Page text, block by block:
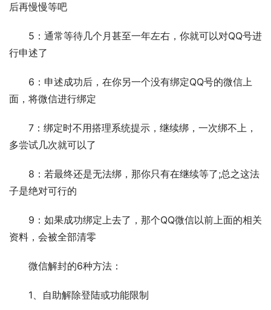
后再慢慢等吧
5：通常等待几个月甚至一年左右，你就可以对QQ号进
行申述了
6：申述成功后，在你另一个没有绑定QQ号的微信上
面，将微信进行绑定
7：绑定时不用搭理系统提示，继续绑，一次绑不上，
多尝试几次就可以了
8：若最终还是无法绑，那你只有在继续等了;总之这法
子是绝对可行的
9：如果成功绑定上去了，那个QQ微信以前上面的相关
资料，会被全部清零
微信解封的6种方法：
1、自助解除登陆或功能限制